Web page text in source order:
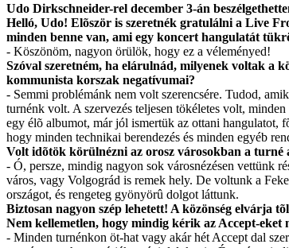
Udo Dirkschneider-rel december 3-án
Helló, Udo! Elõször is szeretnék gratulálni a Live
minden benne van, ami egy koncert hangulatát
- Köszönöm, nagyon örülök, hogy ez a véleményed!
Szóval szeretném, ha elárulnád, milyenek voltak a
kommunista korszak negatívumai?
- Semmi problémánk nem volt szerencsére. Tudod,
turnénk volt. A szervezés teljesen tökéletes volt,
egy élõ albumot, már jól ismertük az ottani hangulatot,
hogy minden technikai berendezés és minden egyéb
Volt idõtök körülnézni az orosz városokban a
- Ó, persze, mindig nagyon sok városnézésen vettünk
város, vagy Volgográd is remek hely. De voltunk a
országot, és rengeteg gyönyörû dolgot láttunk.
Biztosan nagyon szép lehetett! A közönség elvárja
Nem kellemetlen, hogy mindig kérik az Accept-eket
- Minden turnénkon öt-hat vagy akár hét Accept dal